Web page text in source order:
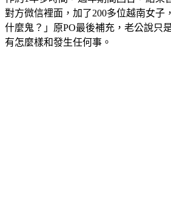
什麼鬼？」原PO最後補充，老公說只
有怎麼樣和發生任何事。